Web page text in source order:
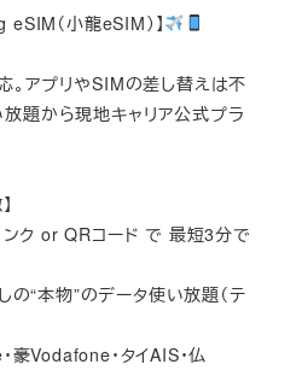
（小龍eSIM）】
アプリやSIMの差し替えは不
題から現地キャリア公式プラ
ンク or QRコード で 最短3分で
“本物”のデータ使い放題（テ
豪Vodafone・タイAIS・仏